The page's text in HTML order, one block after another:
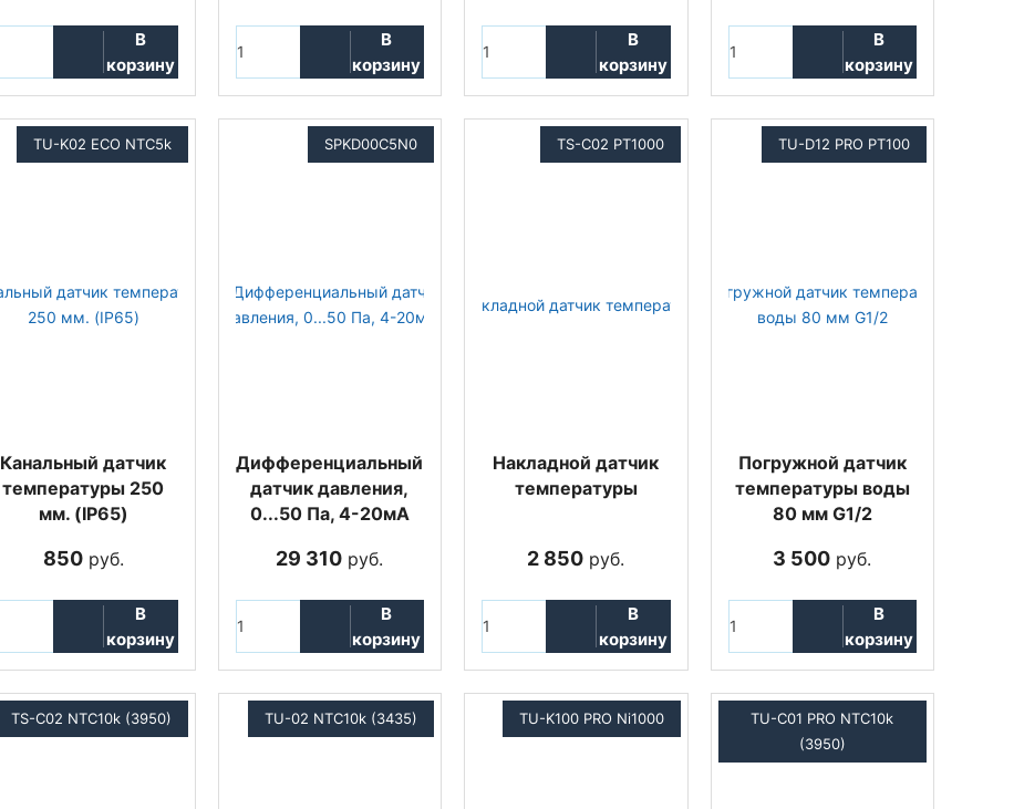
В
корзину
В
корзину
В
корзину
В
корзину
TU-K02 ECO NTC5k
Канальный датчик
температуры 250
мм. (IP65)
850руб.
В
корзину
SPKD00C5N0
Дифференциальный
датчик давления,
0...50 Па, 4-20мА
29 310 руб.
В
корзину
TS-C02 PT1000
Накладной датчик
температуры
2 850 руб.
В
корзину
TU-D12 PRO PT100
Погружной датчик
температуры воды
80 мм G1/2
3 500 руб.
В
корзину
TS-C02 NTC10k (3950) TU-02 NTC10k (3435) TU-K100 PRO Ni1000
TU-C01 PRO NTC10k
(3950)